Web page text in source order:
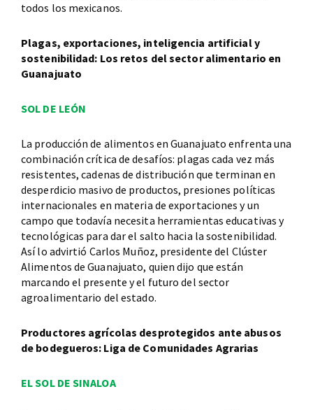
todos los mexicanos.
Plagas, exportaciones, inteligencia artificial y
sostenibilidad: Los retos del sector alimentario en
Guanajuato
SOL DE LEÓN
La producción de alimentos en Guanajuato enfrenta una
combinación crítica de desafíos: plagas cada vez más
resistentes, cadenas de distribución que terminan en
desperdicio masivo de productos, presiones políticas
internacionales en materia de exportaciones y un
campo que todavía necesita herramientas educativas y
tecnológicas para dar el salto hacia la sostenibilidad.
Así lo advirtió Carlos Muñoz, presidente del Clúster
Alimentos de Guanajuato, quien dijo que están
marcando el presente y el futuro del sector
agroalimentario del estado.
Productores agrícolas desprotegidos ante abusos
de bodegueros: Liga de Comunidades Agrarias
EL SOL DE SINALOA